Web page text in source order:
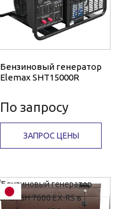
Бензиновый генератор
Elemax SHT15000R
По запросу
ЗАПРОС ЦЕНЫ